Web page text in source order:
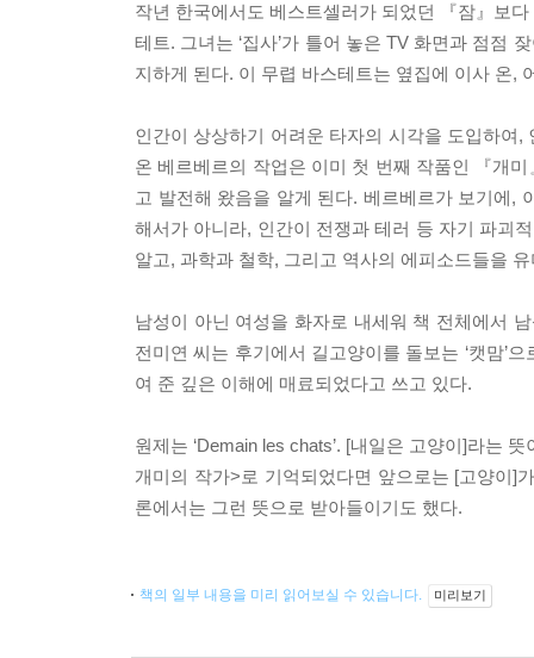
작년 한국에서도 베스트셀러가 되었던 『잠』보
테트. 그녀는 ‘집사’가 틀어 놓은 TV 화면과 점점
지하게 된다. 이 무렵 바스테트는 옆집에 이사 온,
인간이 상상하기 어려운 타자의 시각을 도입하여
온 베르베르의 작업은 이미 첫 번째 작품인 『개
고 발전해 왔음을 알게 된다. 베르베르가 보기에,
해서가 아니라, 인간이 전쟁과 테러 등 자기 파괴
알고, 과학과 철학, 그리고 역사의 에피소드들을
남성이 아닌 여성을 화자로 내세워 책 전체에서
전미연 씨는 후기에서 길고양이를 돌보는 ‘캣맘’
여 준 깊은 이해에 매료되었다고 쓰고 있다.
원제는 ‘Demain les chats’. [내일은 고양이]라는
개미의 작가>로 기억되었다면 앞으로는 [고양이]
론에서는 그런 뜻으로 받아들이기도 했다.
책의 일부 내용을 미리 읽어보실 수 있습니다. 미리보기